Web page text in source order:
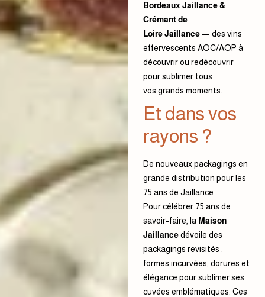
Bordeaux Jaillance&
Crémant de
Loire Jaillance— des vins
effervescents AOC/AOP à
découvrir ou redécouvrir
pour sublimer tous
vos grands moments.
Et dans vos
rayons ?
De nouveaux packagings en
grande distribution pour les
75 ans de Jaillance
Pour célébrer 75 ans de
savoir-faire, la Maison
Jaillancedévoile des
packagings revisités :
formes incurvées, dorures et
élégance pour sublimer ses
cuvées emblématiques. Ces